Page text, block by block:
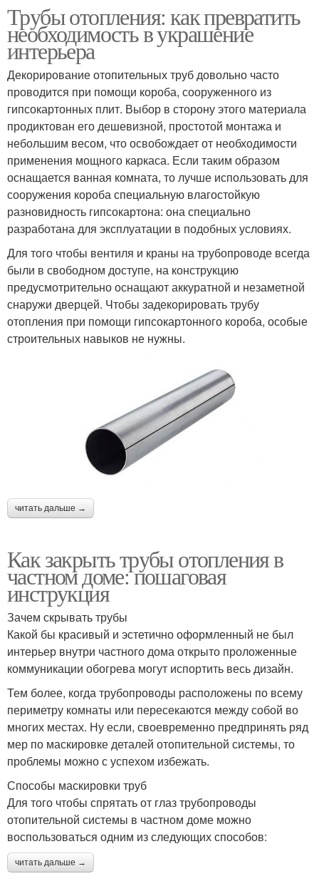
Трубы отопления: как превратить
необходимость в украшение
интерьера
Декорирование отопительных труб довольно часто
проводится при помощи короба, сооруженного из
гипсокартонных плит. Выбор в сторону этого материала
продиктован его дешевизной, простотой монтажа и
небольшим весом, что освобождает от необходимости
применения мощного каркаса. Если таким образом
оснащается ванная комната, то лучше использовать для
сооружения короба специальную влагостойкую
разновидность гипсокартона: она специально
разработана для эксплуатации в подобных условиях.
Для того чтобы вентиля и краны на трубопроводе всегда
были в свободном доступе, на конструкцию
предусмотрительно оснащают аккуратной и незаметной
снаружи дверцей. Чтобы задекорировать трубу
отопления при помощи гипсокартонного короба, особые
строительных навыков не нужны.
читать дальше →
Как закрыть трубы отопления в
частном доме: пошаговая
инструкция
Зачем скрывать трубы
Какой бы красивый и эстетично оформленный не был
интерьер внутри частного дома открыто проложенные
коммуникации обогрева могут испортить весь дизайн.
Тем более, когда трубопроводы расположены по всему
периметру комнаты или пересекаются между собой во
многих местах. Ну если, своевременно предпринять ряд
мер по маскировке деталей отопительной системы, то
проблемы можно с успехом избежать.
Способы маскировки труб
Для того чтобы спрятать от глаз трубопроводы
отопительной системы в частном доме можно
воспользоваться одним из следующих способов:
читать дальше →